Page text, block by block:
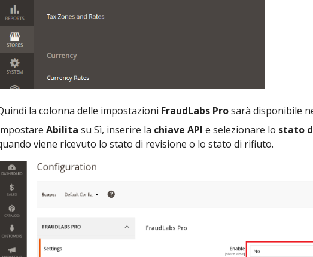
la colonna delle impostazioni FraudLabs Prosarà disponibile
Abilita su Sì, inserire la chiave API e selezionare lo stato
viene ricevuto lo stato di revisione o lo stato di rifiuto.